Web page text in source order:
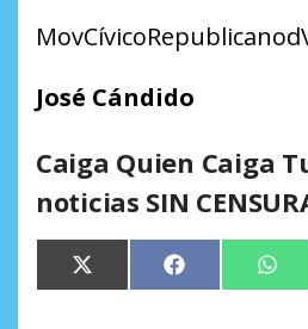
José Cándido
Caiga Quien Caiga
noticias SIN
Compartir
en
X
(Twitter)
Compartir
en
Facebook
en